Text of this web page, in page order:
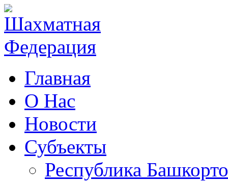
Главная
О Нас
Новости
Субъекты
Республика